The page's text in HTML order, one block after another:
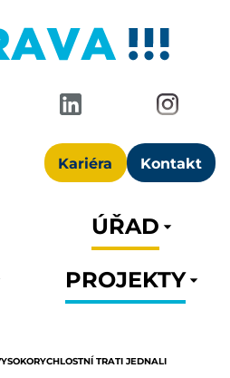
Kariéra Kontakt
ÚŘAD
PROJEKTY
TRATI JEDNALI